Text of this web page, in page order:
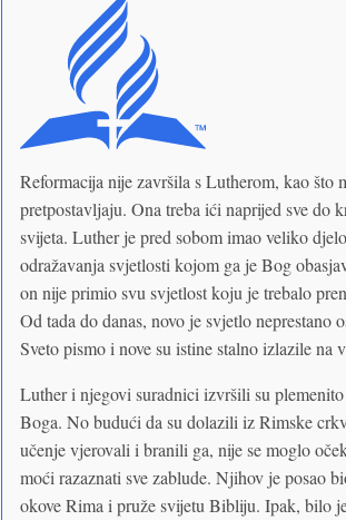
Reformacija nije završila s Lutherom, kao što
pretpostavljaju. Ona treba ići naprijed sve do
svijeta. Luther je pred sobom imao veliko djelo
odražavanja svjetlosti kojom ga je Bog
on nije primio svu svjetlost koju je trebalo
Od tada do danas, novo je svjetlo neprestano
Sveto pismo i nove su istine stalno izlazile na
Luther i njegovi suradnici izvršili su
Boga. No budući da su dolazili iz Rimske
učenje vjerovali i branili ga, nije se moglo
moći razaznati sve zablude. Njihov je posao
okove Rima i pruže svijetu Bibliju. Ipak, bilo